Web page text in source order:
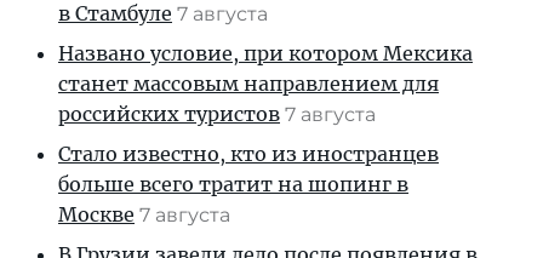
в Стамбуле 7 августа
Названо условие, при котором Мексика
станет массовым направлением для
российских туристов 7 августа
Стало известно, кто из иностранцев
больше всего тратит на шопинг в
Москве 7 августа